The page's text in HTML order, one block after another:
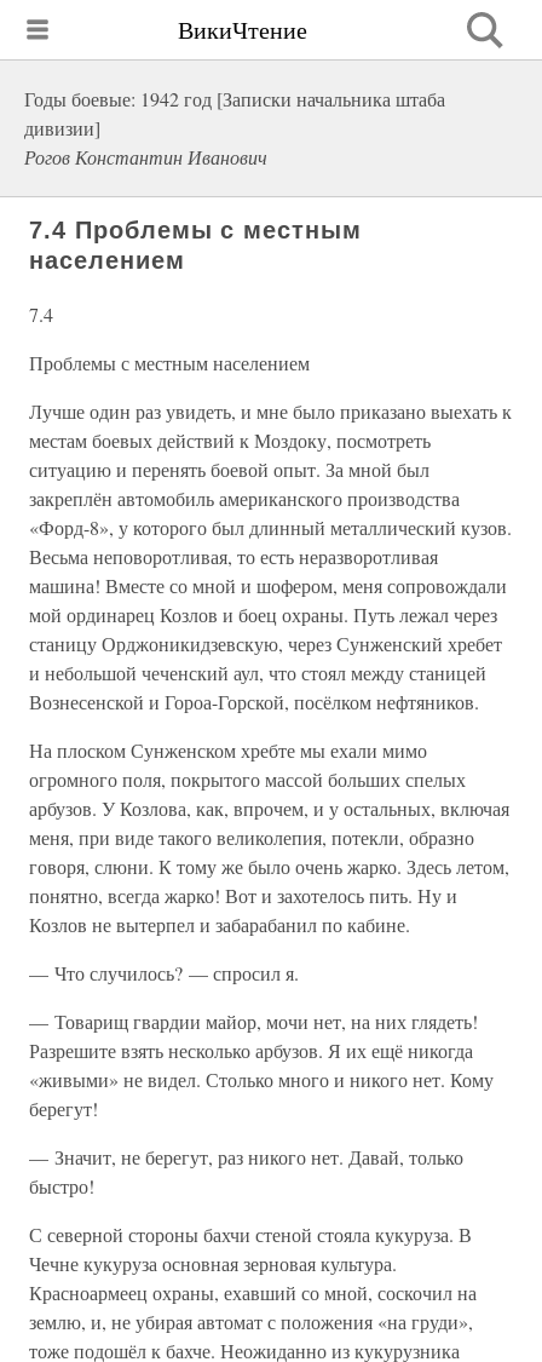
ВикиЧтение
Годы боевые: 1942 год [Записки начальника штаба
дивизии]
Рогов Константин Иванович
7.4 Проблемы с местным
населением
7.4
Проблемы с местным населением
Лучше один раз увидеть, и мне было приказано выехать к
местам боевых действий к Моздоку, посмотреть
ситуацию и перенять боевой опыт. За мной был
закреплён автомобиль американского производства
«Форд-8», у которого был длинный металлический кузов.
Весьма неповоротливая, то есть неразворотливая
машина! Вместе со мной и шофером, меня сопровождали
мой ординарец Козлов и боец охраны. Путь лежал через
станицу Орджоникидзевскую, через Сунженский хребет
и небольшой чеченский аул, что стоял между станицей
Вознесенской и Гороа-Горской, посёлком нефтяников.
На плоском Сунженском хребте мы ехали мимо
огромного поля, покрытого массой больших спелых
арбузов. У Козлова, как, впрочем, и у остальных, включая
меня, при виде такого великолепия, потекли, образно
говоря, слюни. К тому же было очень жарко. Здесь летом,
понятно, всегда жарко! Вот и захотелось пить. Ну и
Козлов не вытерпел и забарабанил по кабине.
— Что случилось? — спросил я.
— Товарищ гвардии майор, мочи нет, на них глядеть!
Разрешите взять несколько арбузов. Я их ещё никогда
«живыми» не видел. Столько много и никого нет. Кому
берегут!
— Значит, не берегут, раз никого нет. Давай, только
быстро!
С северной стороны бахчи стеной стояла кукуруза. В
Чечне кукуруза основная зерновая культура.
Красноармеец охраны, ехавший со мной, соскочил на
землю, и, не убирая автомат с положения «на груди»,
тоже подошёл к бахче. Неожиданно из кукурузника